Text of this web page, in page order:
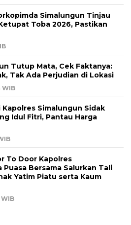
Simalungun Tinjau
Toba 2026, Pastikan
Tutup Mata, Cek Faktanya:
Tak Ada Perjudian di Lokasi
WIB
Kapolres Simalungun Sidak
Idul Fitri, Pantau Harga
To Door Kapolres
Bersama Salurkan Tali
Yatim Piatu serta Kaum